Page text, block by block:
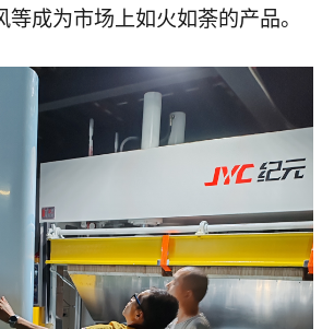
成为市场上如火如荼的产品。